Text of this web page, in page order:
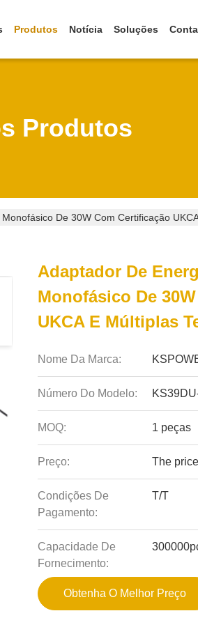
Produtos Notícia Soluções
Produtos
De 30W Com Certificação
Adaptador De
Monofásico De
UKCA E Múltiplas
Nome Da Marca:
Número Do Modelo:
MOQ: 1 peças
Preço: The
Condições De
Pagamento:
T/T
Capacidade De
Fornecimento:
Obtenha O Melhor Preço